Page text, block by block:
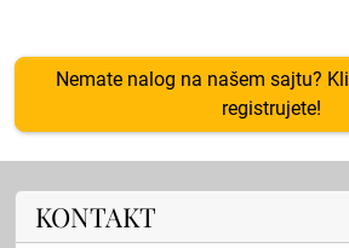
Nemate nalog na našem sajtu?
registrujete!
KONTAKT